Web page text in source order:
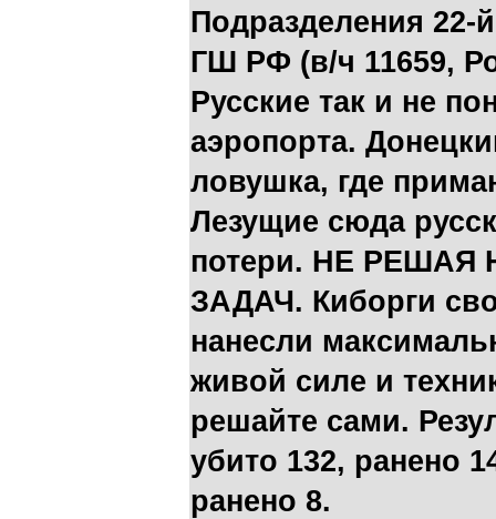
Подразделения 22-
ГШ РФ (в/ч 11659,
Русские так и не
аэропорта.
ловушка, где
Лезущие сюда
потери. НЕ
ЗАДАЧ. Киборги
нанесли
живой силе и
решайте сами.
убито 132, ранено
ранено 8.